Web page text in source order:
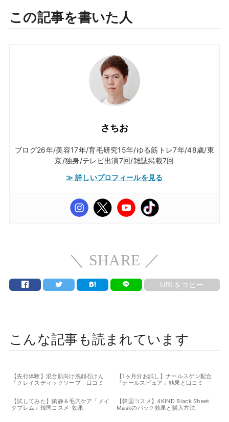
この記事を書いた人
さちお
ブログ26年/美容17年/育毛研究15年/ゆる筋トレ7年/48歳/東
京/独身/テレビ出演7回/雑誌掲載7回
≫ 詳しいプロフィールを見る
＼ SHARE ／
URLをコピー
こんな記事も読まれています
【先行体験】混合肌向け洗顔石けん
「クレイスティックソープ」口コミ
【1ヶ月分お試し】ナールスゲン配合
『ナールスピュア』効果と口コミ
【試してみた】鎮静＆毛穴ケア「メイ
クプレム」韓国コスメ-効果
【韓国コスメ】4KIND Black Sheet
Maskのパック効果と購入方法